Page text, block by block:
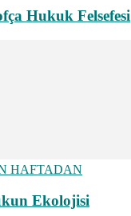
Hukuk Felsefesi
HAFTADAN
Ekolojisi